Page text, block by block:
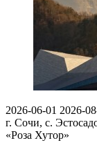
2026-06-01 2026-
г. Сочи, с.
«Роза Хутор»